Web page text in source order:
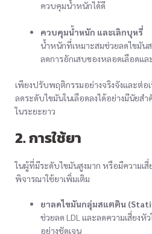
ควบคุมน้ำหนักได้ดี
ควบคุมน้ำหนัก และเลิกบุหรี่
น้ำหนักที่เหมาะสมช่วยลดไขมัน
ลดการอักเสบของหลอดเลือดแล
เพียงปรับพฤติกรรมอย่างจริงจังและต่อ
ลดระดับไขมันในเลือดลงได้อย่างมีนัยส
ในระยะยาว
2. การใช้ยา
ในผู้ที่มีระดับไขมันสูงมาก หรือมีความเสี่
พิจารณาใช้ยาเพิ่มเติม
ยาลดไขมันกลุ่มสแตติน
ช่วยลด LDL และลดความเสี่ยงหั
อย่างชัดเจน